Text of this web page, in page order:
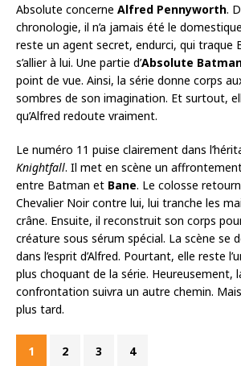
Absolute concerne Alfred Pennyworth.
chronologie, il n’a jamais été le
reste un agent secret, endurci, qui traque
s’allier à lui. Une partie d’Absolute
point de vue. Ainsi, la série donne corps
sombres de son imagination. Et surtout,
qu’Alfred redoute vraiment.
Le numéro 11 puise clairement dans
Knightfall. Il met en scène un
entre Batman et Bane. Le colosse
Chevalier Noir contre lui, lui tranche les
crâne. Ensuite, il reconstruit son corps
créature sous sérum spécial. La scène se
dans l’esprit d’Alfred. Pourtant, elle reste
plus choquant de la série. Heureusement,
confrontation suivra un autre chemin.
plus tard.
1 2 3 4